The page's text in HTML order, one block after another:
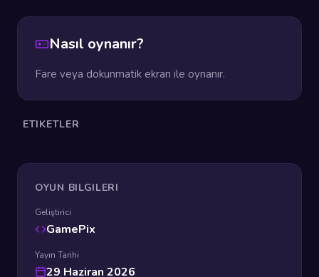
Nasıl oynanır?
Fare veya dokunmatik ekran ile oynanır.
ETIKETLER
OYUN BILGILERI
Geliştirici
GamePix
Yayın Tarihi
29 Haziran 2026